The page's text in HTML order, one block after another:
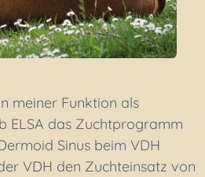
meiner Funktion als
ELSA das Zuchtprogramm
Sinus beim VDH
VDH den Zuchteinsatz von